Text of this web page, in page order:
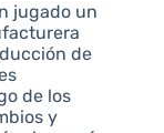
jugado un
de
de los
y